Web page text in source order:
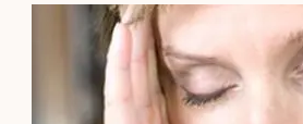
Localízanos